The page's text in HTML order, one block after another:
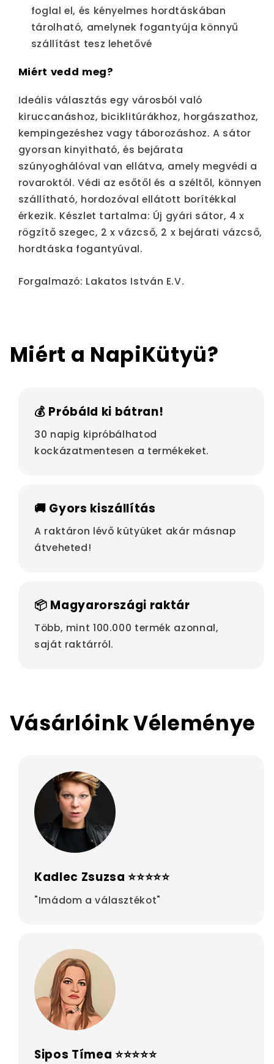
foglal el, és kényelmes hordtáskában
tárolható, amelynek fogantyúja könnyű
szállítást tesz lehetővé
Miért vedd meg?
Ideális választás egy városból való
kiruccanáshoz, biciklitúrákhoz, horgászathoz,
kempingezéshez vagy táborozáshoz. A sátor
gyorsan kinyitható, és bejárata
szúnyoghálóval van ellátva, amely megvédi a
rovaroktól. Védi az esőtől és a széltől, könnyen
szállítható, hordozóval ellátott borítékkal
érkezik. Készlet tartalma: Új gyári sátor, 4 x
rögzítő szegec, 2 x vázcső, 2 x bejárati vázcső,
hordtáska fogantyúval.
Forgalmazó: Lakatos István E.V.
Miért a NapiKütyü?
💰 Próbáld ki bátran!
30 napig kipróbálhatod
kockázatmentesen a termékeket.
🚚 Gyors kiszállítás
A raktáron lévő kütyüket akár másnap
átveheted!
📦 Magyarországi raktár
Több, mint 100.000 termék azonnal,
saját raktárról.
Vásárlóink Véleménye
Kadlec Zsuzsa ⭐⭐⭐⭐⭐
"Imádom a választékot"
Sipos Tímea ⭐⭐⭐⭐⭐